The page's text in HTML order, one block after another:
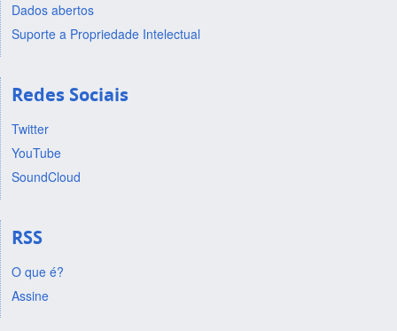
Dados abertos
Suporte a Propriedade Intelectual
Redes Sociais
Twitter
YouTube
SoundCloud
RSS
O que é?
Assine